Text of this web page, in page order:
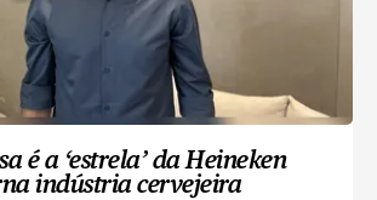
é a ‘estrela’ da Heineken
indústria cervejeira